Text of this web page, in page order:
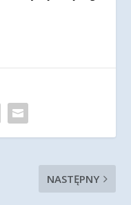
NASTĘPNY